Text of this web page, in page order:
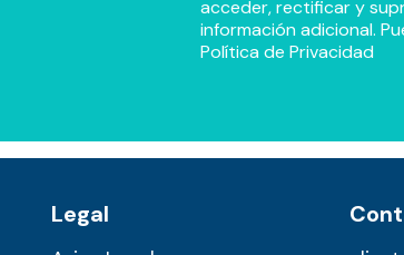
acceder, rectificar y
información adicional.
Política de Privacidad
Legal